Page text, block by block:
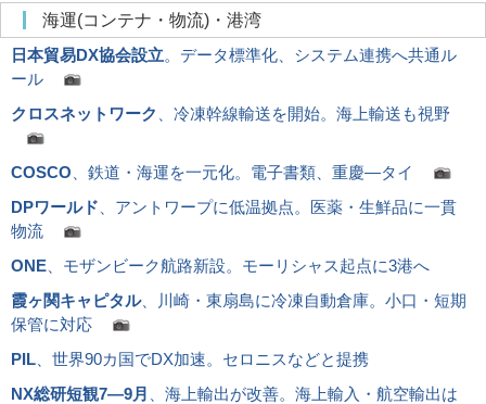
海運(コンテナ・物流)・港湾
日本貿易DX協会設立。データ標準化、システム連携へ共通ル
ール
クロスネットワーク
、冷凍幹線輸送を開始。海上輸送も視野
COSCO 、鉄道・海運を一元化。電子書類、重慶―タイ
DPワールド 、アントワープに低温拠点。医薬・生鮮品に一貫
物流
ONE 、モザンビーク航路新設。モーリシャス起点に3港へ
霞ヶ関キャピタル、川崎・東扇島に冷凍自動倉庫。小口・短期
保管に対応
PIL 、世界90カ国でDX加速。セロニスなどと提携
NX総研短観7―9月
、海上輸出が改善。海上輸入・航空輸出は